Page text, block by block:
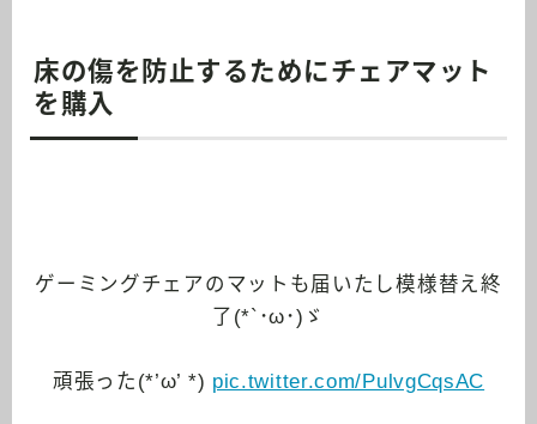
床の傷を防止するためにチェアマット
を購入
ゲーミングチェアのマットも届いたし模様替え終
了(*`･ω･)ゞ
頑張った(*’ω’ *) pic.twitter.com/PulvgCqsAC